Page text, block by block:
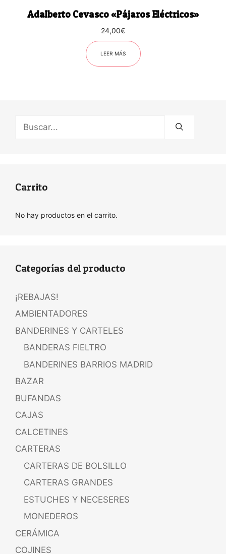
Adalberto Cevasco «Pájaros Eléctricos»
24,00€
LEER MÁS
Carrito
No hay productos en el carrito.
Categorías del producto
¡REBAJAS!
AMBIENTADORES
BANDERINES Y CARTELES
BANDERAS FIELTRO
BANDERINES BARRIOS MADRID
BAZAR
BUFANDAS
CAJAS
CALCETINES
CARTERAS
CARTERAS DE BOLSILLO
CARTERAS GRANDES
ESTUCHES Y NECESERES
MONEDEROS
CERÁMICA
COJINES